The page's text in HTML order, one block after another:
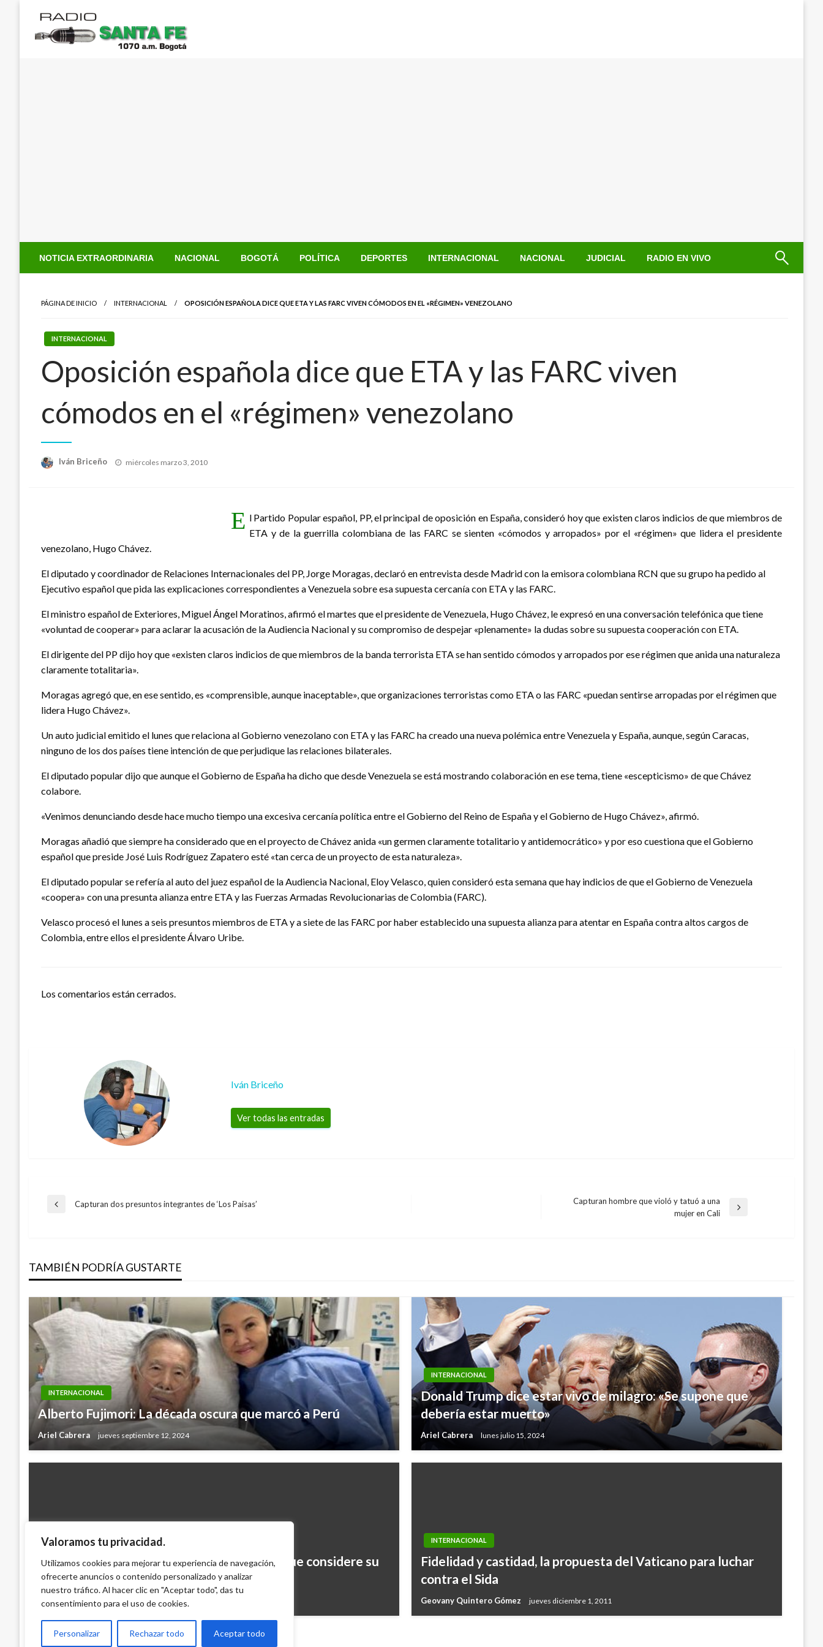
Valoramos tu privacidad.
Utilizamos cookies para mejorar tu experiencia de navegación,
ofrecerte anuncios o contenido personalizado y analizar
nuestro tráfico. Al hacer clic en "Aceptar todo", das tu
consentimiento para el uso de cookies.
Personalizar Rechazar todo Aceptar todo
contenido
NOTICIA EXTRAORDINARIA NACIONAL BOGOTÁ POLÍTICA DEPORTES INTERNACIONAL NACIONAL JUDICIAL RADIO EN VIVO
PÁGINA DE INICIO INTERNACIONAL OPOSICIÓN ESPAÑOLA DICE QUE ETA Y LAS FARC VIVEN CÓMODOS EN EL «RÉGIMEN» VENEZOLANO
INTERNACIONAL
Oposición española dice que ETA y las FARC viven
cómodos en el «régimen» venezolano
Iván Briceño
Publicado
miércoles marzo 3, 2010
E l Partido Popular español, PP, el principal de oposición en España, consideró hoy que existen claros indicios de que miembros de
ETA y de la guerrilla colombiana de las FARC se sienten «cómodos y arropados» por el «régimen» que lidera el presidente
venezolano, Hugo Chávez.
El diputado y coordinador de Relaciones Internacionales del PP, Jorge Moragas, declaró en entrevista desde Madrid con la emisora colombiana RCN que su grupo ha pedido al
Ejecutivo español que pida las explicaciones correspondientes a Venezuela sobre esa supuesta cercanía con ETA y las FARC.
El ministro español de Exteriores, Miguel Ángel Moratinos, afirmó el martes que el presidente de Venezuela, Hugo Chávez, le expresó en una conversación telefónica que tiene
«voluntad de cooperar» para aclarar la acusación de la Audiencia Nacional y su compromiso de despejar «plenamente» la dudas sobre su supuesta cooperación con ETA.
El dirigente del PP dijo hoy que «existen claros indicios de que miembros de la banda terrorista ETA se han sentido cómodos y arropados por ese régimen que anida una naturaleza
claramente totalitaria».
Moragas agregó que, en ese sentido, es «comprensible, aunque inaceptable», que organizaciones terroristas como ETA o las FARC «puedan sentirse arropadas por el régimen que
lidera Hugo Chávez».
Un auto judicial emitido el lunes que relaciona al Gobierno venezolano con ETA y las FARC ha creado una nueva polémica entre Venezuela y España, aunque, según Caracas,
ninguno de los dos países tiene intención de que perjudique las relaciones bilaterales.
El diputado popular dijo que aunque el Gobierno de España ha dicho que desde Venezuela se está mostrando colaboración en ese tema, tiene «escepticismo» de que Chávez
colabore.
«Venimos denunciando desde hace mucho tiempo una excesiva cercanía política entre el Gobierno del Reino de España y el Gobierno de Hugo Chávez», afirmó.
Moragas añadió que siempre ha considerado que en el proyecto de Chávez anida «un germen claramente totalitario y antidemocrático» y por eso cuestiona que el Gobierno
español que preside José Luis Rodríguez Zapatero esté «tan cerca de un proyecto de esta naturaleza».
El diputado popular se refería al auto del juez español de la Audiencia Nacional, Eloy Velasco, quien consideró esta semana que hay indicios de que el Gobierno de Venezuela
«coopera» con una presunta alianza entre ETA y las Fuerzas Armadas Revolucionarias de Colombia (FARC).
Velasco procesó el lunes a seis presuntos miembros de ETA y a siete de las FARC por haber establecido una supuesta alianza para atentar en España contra altos cargos de
Colombia, entre ellos el presidente Álvaro Uribe.
Los comentarios están cerrados.
Iván Briceño
Ver todas las entradas
Navegación
entradas
Entrada
Capturan dos presuntos integrantes de ‘Los Paisas’
Capturan hombre que violó y tatuó a una
mujer en Cali
TAMBIÉN PODRÍA GUSTARTE
INTERNACIONAL
Alberto Fujimori: La década oscura que marcó a Perú
Ariel Cabrera jueves septiembre 12, 2024
INTERNACIONAL
Donald Trump dice estar vivo de milagro: «Se supone que
debería estar muerto»
Ariel Cabrera lunes julio 15, 2024
INTERNACIONAL
Papa Francisco solicitó a la élite financiera que considere su
rol en la creación de la pobreza
Andres Felipe Gama miércoles enero 20, 2016
INTERNACIONAL
Fidelidad y castidad, la propuesta del Vaticano para luchar
contra el Sida
Geovany Quintero Gómez jueves diciembre 1, 2011